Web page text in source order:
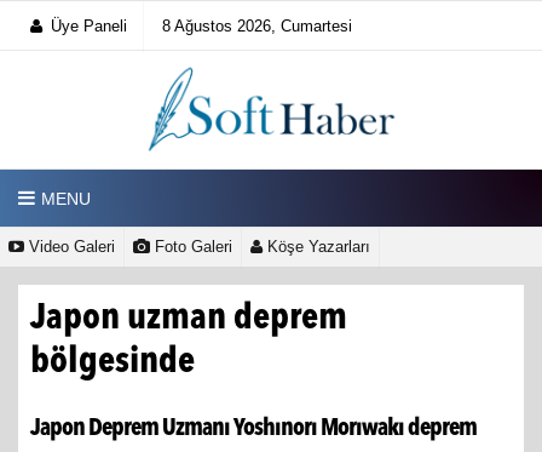
Üye Paneli 8 Ağustos 2026, Cumartesi
MENU
Video Galeri Foto Galeri Köşe Yazarları
Japon uzman deprem
bölgesinde
Japon Deprem Uzmanı Yoshınorı Morıwakı deprem